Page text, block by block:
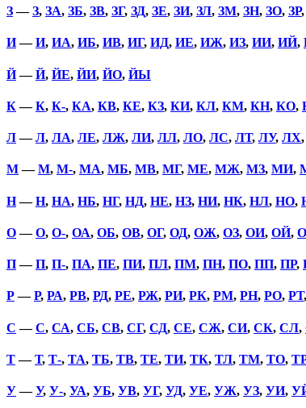
З—З, ЗА, ЗБ, ЗВ, ЗГ, ЗД, ЗЕ, ЗИ, ЗЛ, ЗМ, ЗН, ЗО, ЗР,
И—И, ИА, ИБ, ИВ, ИГ, ИД, ИЕ, ИЖ, ИЗ, ИИ, ИЙ,
Й—Й, ЙЕ, ЙИ, ЙО, ЙЫ
К—К, К-, КА, КВ, КЕ, КЗ, КИ, КЛ, КМ, КН, КО,
Л—Л, ЛА, ЛЕ, ЛЖ, ЛИ, ЛЛ, ЛО, ЛС, ЛТ, ЛУ, ЛХ,
М—М, М-, МА, МБ, МВ, МГ, МЕ, МЖ, МЗ, МИ,
Н—Н, НА, НБ, НГ, НД, НЕ, НЗ, НИ, НК, НЛ, НО,
О—О, О-, ОА, ОБ, ОВ, ОГ, ОД, ОЖ, ОЗ, ОИ, ОЙ,
П—П, П-, ПА, ПЕ, ПИ, ПЛ, ПМ, ПН, ПО, ПП, ПР,
Р—Р, РА, РВ, РД, РЕ, РЖ, РИ, РК, РМ, РН, РО, РТ,
С —С, СА, СБ, СВ, СГ, СД, СЕ, СЖ, СИ, СК, СЛ,
Т—Т, Т-, ТА, ТБ, ТВ, ТЕ, ТИ, ТК, ТЛ, ТМ, ТО, ТР
У—У, У-, УА, УБ, УВ, УГ, УД, УЕ, УЖ, УЗ, УИ,